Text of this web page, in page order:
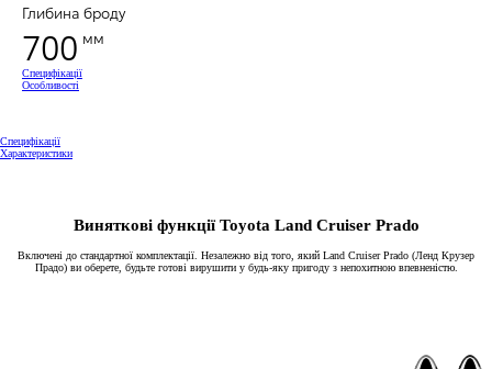
Глибина броду
700 мм
Специфікації
Особливості
Специфікації
Характеристики
Виняткові функції Toyota Land Cruiser Prado
Включені до стандартної комплектації. Незалежно від того, який Land Cruiser Prado (Ленд Крузер
Прадо) ви оберете, будьте готові вирушити у будь-яку пригоду з непохитною впевненістю.